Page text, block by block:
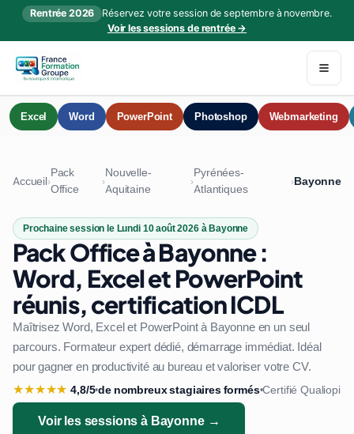
Rentrée 2026
Réservez votre session de septembre à novembre.
Voir les sessions de rentrée →
Excel Word PowerPoint Photoshop Webmarketing
Accueil›
Pack
Office
›
Nouvelle-
Aquitaine
›
Pyrénées-
Atlantiques
›Bayonne
Prochaine session le Lundi 10 août 2026 à Bayonne
Pack Office à Bayonne :
Word, Excel et PowerPoint
réunis, certification ICDL
Maîtrisez Word, Excel et PowerPoint à Bayonne en un seul
parcours. Formateur expert dédié, démarrage immédiat. Idéal
pour gagner en productivité au bureau et valoriser votre CV.
★★★★★ 4,8/5•de nombreux stagiaires formés•Certifié Qualiopi
Voir les sessions à Bayonne →